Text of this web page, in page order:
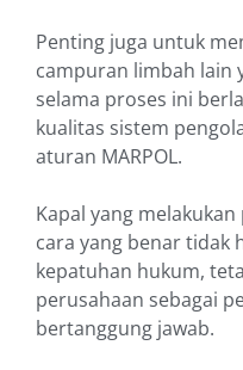
Penting juga untuk
campuran limbah lain
selama proses ini
kualitas sistem
aturan MARPOL.
Kapal yang
cara yang benar tidak
kepatuhan hukum,
perusahaan sebagai
bertanggung jawab.